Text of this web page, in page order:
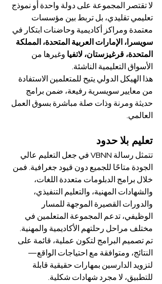
لا تقتصر المجموعة على دولة واحدة أو نموذج
تعليمي تقليدي، بل تربط بين مؤسسات
معتمدة ومراكز أكاديمية وحاضنات ابتكار في
سويسرا، الإمارات العربية المتحدة، المملكة
المتحدة، قرغيزستان، لاتفيا وغيرها من
الأسواق التعليمية الناشئة.
هذا الهيكل الدولي يتيح للمتعلمين الاستفادة
من معايير سويسرية رفيعة، ضمن برامج
حديثة ومرنة وذات صلة مباشرة بسوق العمل
العالمي.
تعليم بلا حدود
تتمثل رسالة VBNN في جعل التعليم عالي
الجودة متاحًا للجميع دون قيود جغرافية. فمن
خلال برامج الدبلومات متعددة اللغات،
والشهادات المهنية، والتعليم التنفيذي،
والدورات القصيرة الموجهة للمسار
الوظيفي، تدعم المجموعة المتعلمين في
مختلف مراحل رحلتهم الأكاديمية والمهنية.
تم تصميم البرامج لتكون عملية، قائمة على
النتائج، ومتوافقة مع احتياجات الواقع—
لتزويد الدارسين بمهارات حقيقية قابلة
للتطبيق، لا مجرد شهادات شكلية.